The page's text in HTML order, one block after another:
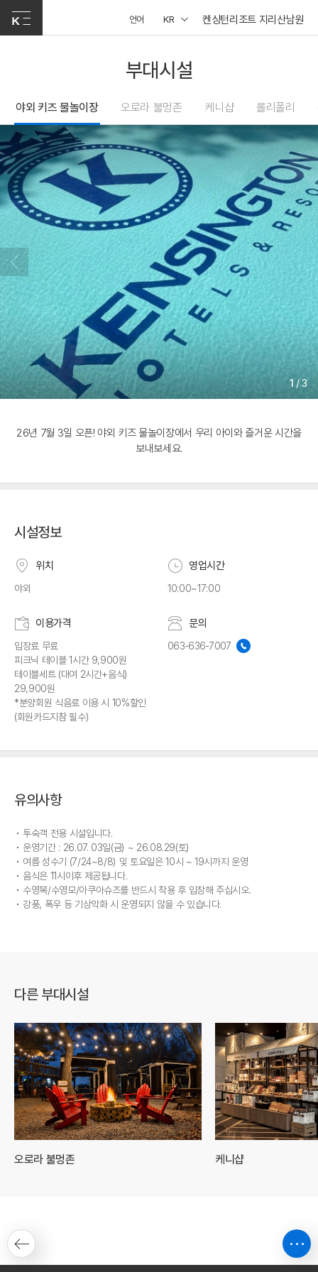
언어 KR 켄싱턴리조트 지리산남원
부대시설
야외 키즈 물놀이장 오로라 불멍존 케니샵 롤리폴리
1 /3
26년 7월 3일 오픈! 야외 키즈 물놀이장에서 우리 아이와 즐거운 시간을
보내보세요.
시설정보
위치
야외
영업시간
10:00~17:00
이용가격
입장료 무료
피크닉 테이블 1시간 9,900원
테이블세트 (대여 2시간+음식)
29,900원
*분양회원 식음료 이용 시 10%할인
(회원카드지참 필수)
문의
063-636-7007
유의사항
투숙객 전용 시설입니다.
운영기간 : 26.07. 03일(금) ~ 26.08.29(토)
여름 성수기 (7/24~8/8) 및 토요일은 10시 ~ 19시까지 운영
음식은 11시이후 제공됩니다.
수영복/수영모/아쿠아슈즈를 반드시 착용 후 입장해 주십시오.
강풍, 폭우 등 기상악화 시 운영되지 않을 수 있습니다.
다른 부대시설
오로라 불멍존 케니샵